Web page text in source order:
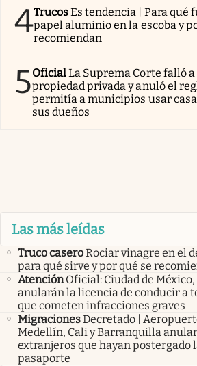
4TrucosEs tendencia | Para qué
papel aluminio en la escoba y
recomiendan
5OficialLa Suprema Corte falló a
propiedad privada y anuló el
permitía a municipios usar
sus dueños
Las más leídas
Truco caseroRociar vinagre en el
para qué sirve y por qué se
Atención Oficial: Ciudad de
anularán la licencia de conducir a
que cometen infracciones graves
MigracionesDecretado |
Medellín, Cali y Barranquilla
extranjeros que hayan postergado
pasaporte